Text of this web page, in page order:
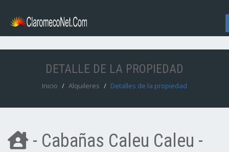
DETALLE DE LA PROPIEDAD
Inicio Alquileres Detalles de la propiedad
- Cabañas Caleu Caleu -